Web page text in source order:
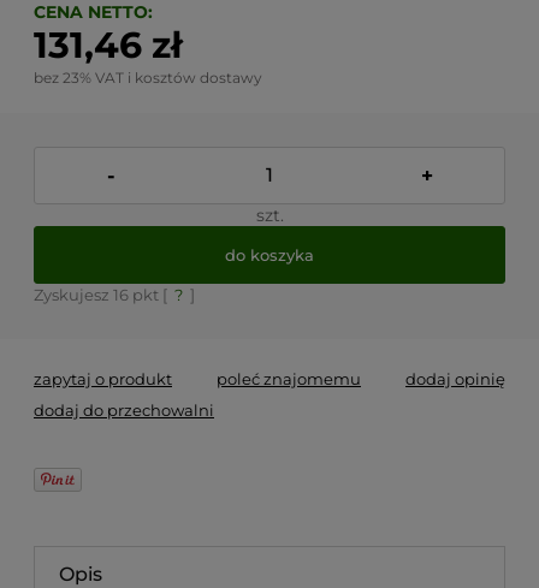
CENA NETTO:
131,46 zł
bez 23% VAT i kosztów dostawy
- +
szt.
do koszyka
Zyskujesz 16 pkt [ ? ]
zapytaj o produkt poleć znajomemu
dodaj opinię
dodaj do przechowalni
Opis